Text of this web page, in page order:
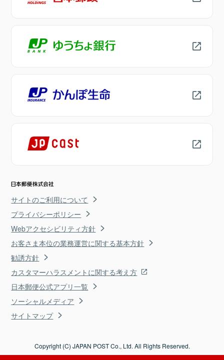
サイトのご利用について
プライバシーポリシー
Webアクセシビリティ方針
お客さま本位の業務運営に関する基本方針
勧誘方針
カスタマーハラスメントに関する考え方
日本郵便公式アプリ一覧
ソーシャルメディア
サイトマップ
Copyright (C) JAPAN POST Co., Ltd. All Rights Reserved.